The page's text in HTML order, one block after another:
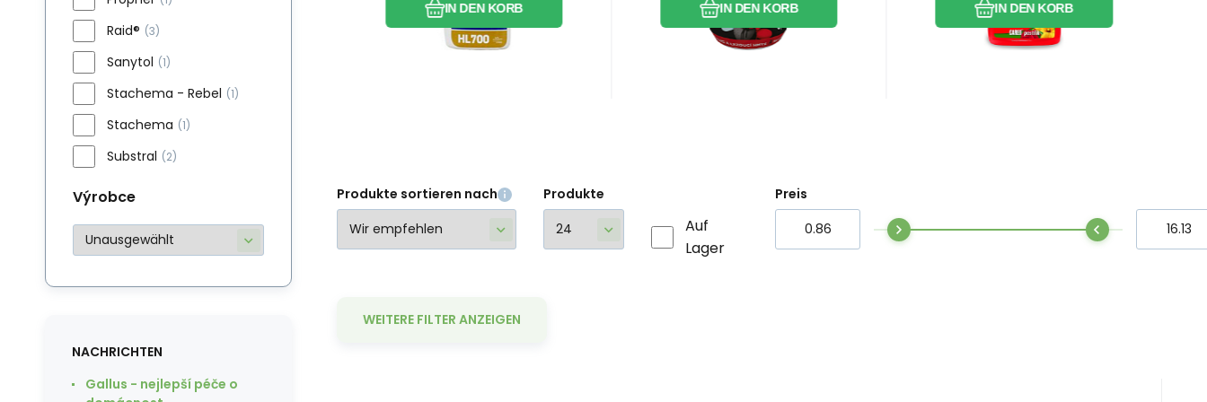
Zufahrtswege, Gehwege,
IN DEN KORB
Es wird nach gründlicher
mechanischer Reinigung
jeder Bestückung
anzuwenden.
IN DEN KORB IN DEN KORB
zu schützen.
Produkte sortieren nach Produkte
Auf
Lager
Preis
WEITERE FILTER ANZEIGEN
Raid® (3)
Sanytol (1)
Stachema - Rebel (1)
Stachema (1)
Substral (2)
Výrobce
NACHRICHTEN
Gallus - nejlepší péče o